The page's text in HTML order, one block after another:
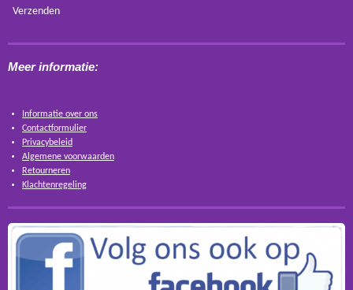
Verzenden
Meer informatie:
Informatie over ons
Contactformulier
Privacybeleid
Algemene voorwaarden
Retourneren
Klachtenregeling